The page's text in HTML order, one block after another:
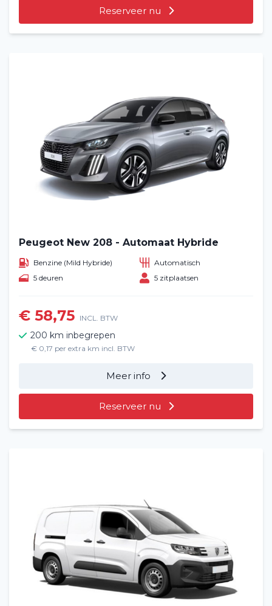
Reserveer nu
Peugeot New 208 - Automaat Hybride
Benzine (Mild Hybride)
Automatisch
5 deuren
5 zitplaatsen
€ 58,75 INCL. BTW
200 km inbegrepen
€ 0,17 per extra km incl. BTW
Meer info
Reserveer nu